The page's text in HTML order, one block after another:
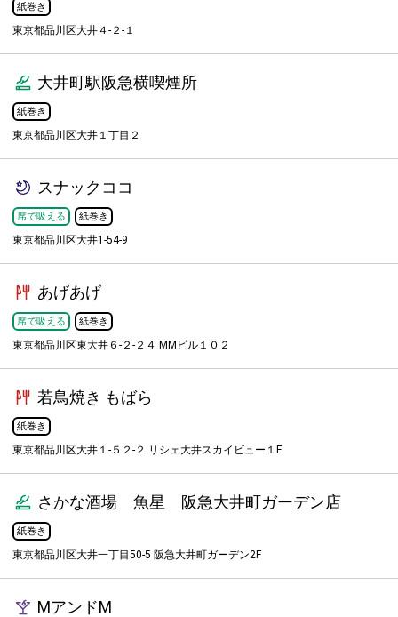
紙巻き
東京都品川区大井４-２-１
大井町駅阪急横喫煙所
紙巻き
東京都品川区大井１丁目２
スナックココ
席で吸える 紙巻き
東京都品川区大井1-54-9
あげあげ
席で吸える 紙巻き
東京都品川区東大井６-２-２４ MMビル１０２
若鳥焼き もばら
紙巻き
東京都品川区大井１-５２-２ リシェ大井スカイビュー１F
さかな酒場 魚星 阪急大井町ガーデン店
紙巻き
東京都品川区大井一丁目50-5 阪急大井町ガーデン2F
MアンドM